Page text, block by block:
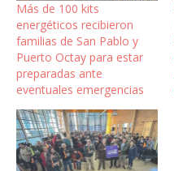
Más de 100 kits
energéticos recibieron
familias de San Pablo y
Puerto Octay para estar
preparadas ante
eventuales emergencias